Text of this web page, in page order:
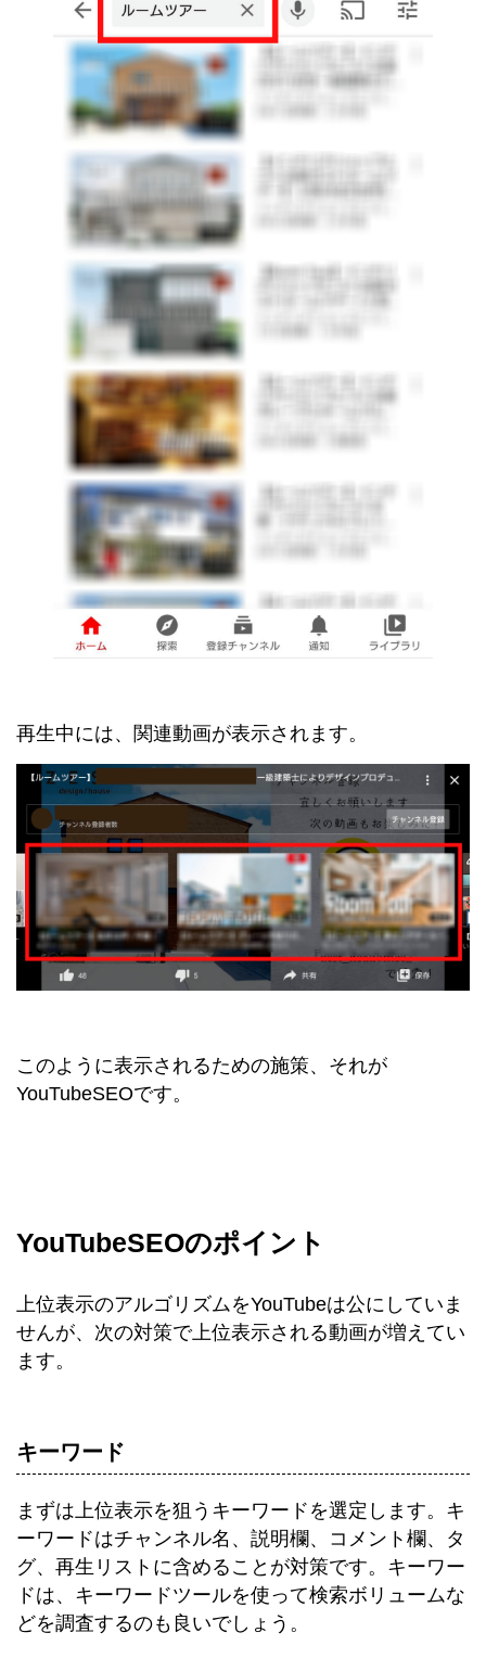
再生中には、関連動画が表示されます。
このように表示されるための施策、それが
YouTubeSEOです。
YouTubeSEOのポイント
上位表示のアルゴリズムをYouTubeは公にしていま
せんが、次の対策で上位表示される動画が増えてい
ます。
キーワード
まずは上位表示を狙うキーワードを選定します。キ
ーワードはチャンネル名、説明欄、コメント欄、タ
グ、再生リストに含めることが対策です。キーワー
ドは、キーワードツールを使って検索ボリュームな
どを調査するのも良いでしょう。